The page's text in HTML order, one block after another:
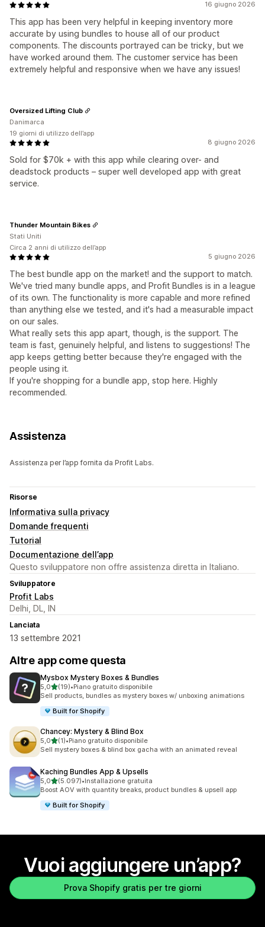
16 giugno 2026
This app has been very helpful in keeping inventory more
accurate by using bundles to house all of our product
components. The discounts portrayed can be tricky, but we
have worked around them. The customer service has been
extremely helpful and responsive when we have any issues!
8 giugno 2026
Sold for $70k + with this app while clearing over- and
deadstock products – super well developed app with great
service.
Oversized Lifting Club
Danimarca
19 giorni di utilizzo dell’app
5 giugno 2026
The best bundle app on the market! and the support to match.
We've tried many bundle apps, and Profit Bundles is in a league
of its own. The functionality is more capable and more refined
than anything else we tested, and it's had a measurable impact
on our sales.
What really sets this app apart, though, is the support. The
team is fast, genuinely helpful, and listens to suggestions! The
app keeps getting better because they're engaged with the
people using it.
If you're shopping for a bundle app, stop here. Highly
recommended.
Thunder Mountain Bikes
Stati Uniti
Circa 2 anni di utilizzo dell’app
Assistenza
Assistenza per l’app fornita da Profit Labs.
Risorse
Informativa sulla privacy
Domande frequenti
Tutorial
Documentazione dell’app
Questo sviluppatore non offre assistenza diretta in Italiano.
Sviluppatore
Profit Labs
Delhi, DL, IN
Lanciata
13 settembre 2021
Altre app come questa
Mysbox Mystery Boxes & Bundles
5,0stelle su 5
(19)
19 recensioni totali
•Piano gratuito disponibile
Sell products, bundles as mystery boxes w/ unboxing animations
Built for Shopify
Chancey: Mystery & Blind Box
5,0stelle su 5
(1)
1 recensioni totali
•Piano gratuito disponibile
Sell mystery boxes & blind box gacha with an animated reveal
Kaching Bundles App & Upsells
5,0stelle su 5
(5.097)
5097 recensioni totali
•Installazione gratuita
Boost AOV with quantity breaks, product bundles & upsell app
Built for Shopify
Vuoi aggiungere un’app?
Prova Shopify gratis per tre giorni